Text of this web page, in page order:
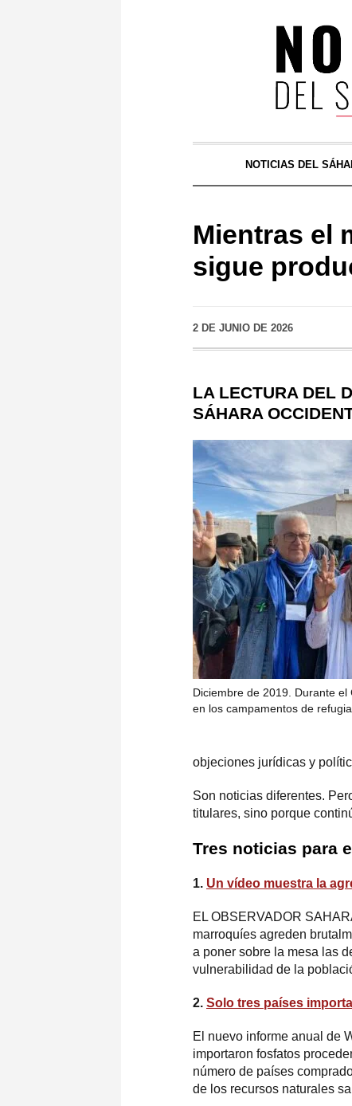
NOTICIAS DEL
Mientras el
sigue
2 DE JUNIO DE 2026
LA LECTURA DEL
SÁHARA
Diciembre de 2019. Durante
en los campamentos de
objeciones jurídicas y
Son noticias diferentes.
titulares, sino porque
Tres noticias para
1. Un vídeo muestra la
EL OBSERVADOR
marroquíes agreden
a poner sobre la mesa las
vulnerabilidad de la
2. Solo tres países
El nuevo informe anual de
importaron fosfatos
número de países
de los recursos naturales